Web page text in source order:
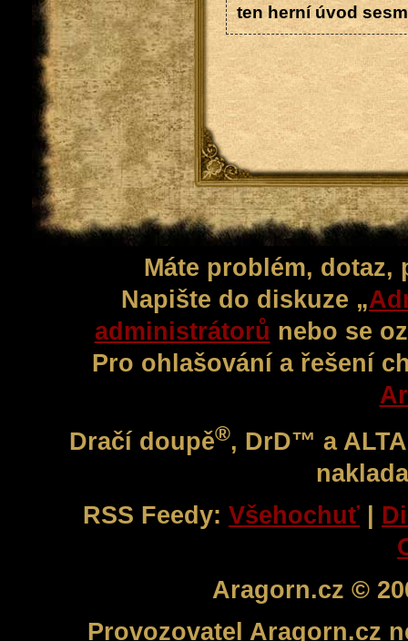
ten herní úvod
Máte problém,
Napište do diskuze „
administrátorů nebo se
Pro ohlašování a řešení
Dračí doupě®, DrD™ a
RSS Feedy: Všehochuť
Aragorn.cz ©
Provozovatel Aragorn.cz